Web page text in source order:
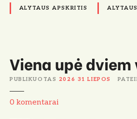
ALYTAUS APSKRITIS
Viena upė
PUBLIKUOTAS 2026 31 LIEPOS
0 V
komentarai